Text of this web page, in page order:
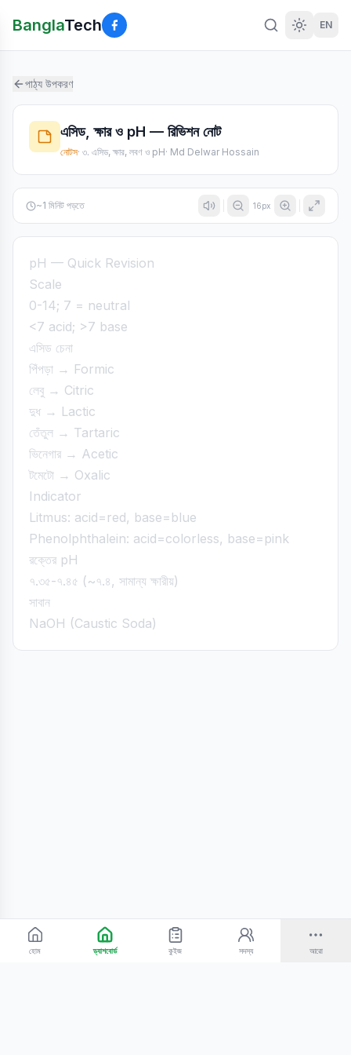
BanglaTech EN
পাঠ্য উপকরণ
এসিড, ক্ষার ও pH — রিভিশন নোট
নোটস· ৩. এসিড, ক্ষার, লবণ ও pH· Md Delwar Hossain
~1 মিনিট পড়তে 16px
pH — Quick Revision
Scale
0-14; 7 = neutral
<7 acid; >7 base
এসিড চেনা
পিঁপড়া → Formic
লেবু → Citric
দুধ → Lactic
তেঁতুল → Tartaric
ভিনেগার → Acetic
টমেটো → Oxalic
Indicator
Litmus: acid=red, base=blue
Phenolphthalein: acid=colorless, base=pink
রক্তের pH
৭.৩৫-৭.৪৫ (~৭.৪, সামান্য ক্ষারীয়)
সাবান
NaOH (Caustic Soda)
হোম ড্যাশবোর্ড কুইজ সদস্য আরো